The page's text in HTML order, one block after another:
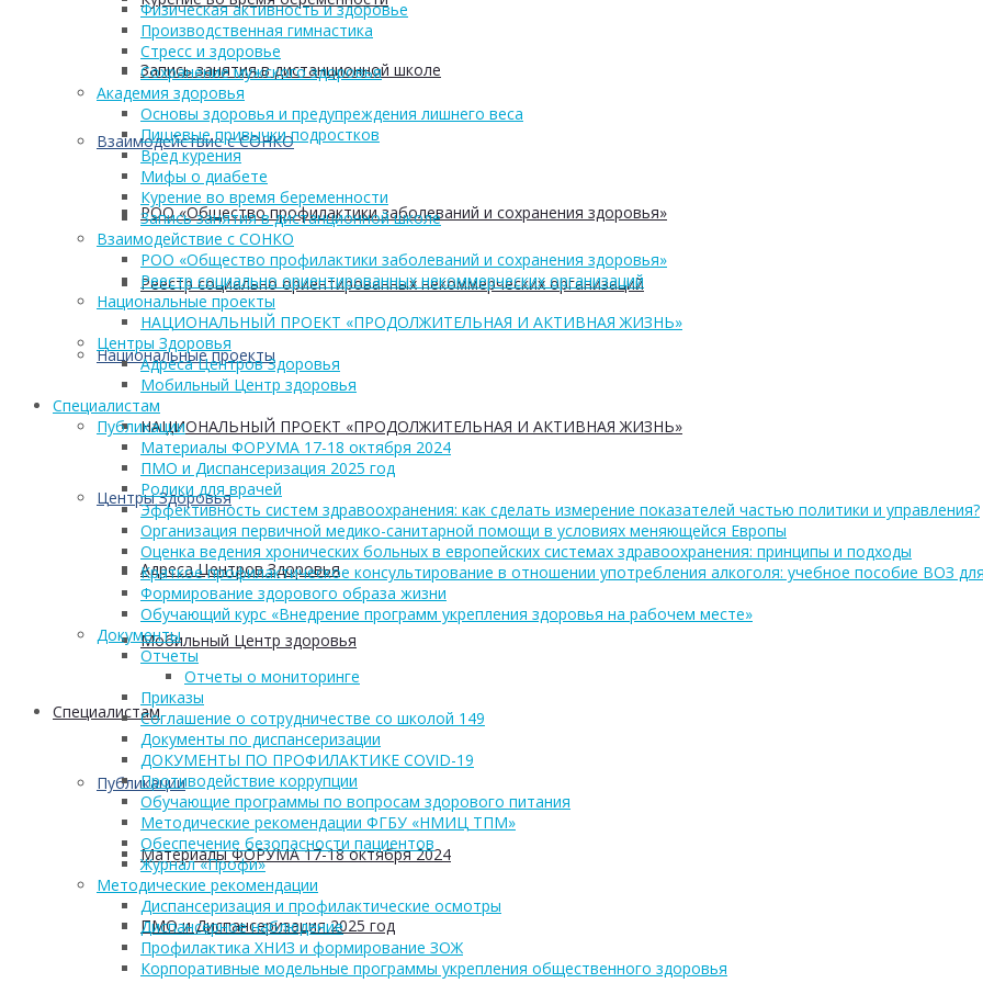
Запись занятия в дистанционной школе
Взаимодействие с СОНКО
РОО «Общество профилактики заболеваний и сохранения здоровья»
Реестр социально ориентированных некоммерческих организаций
Национальные проекты
НАЦИОНАЛЬНЫЙ ПРОЕКТ «ПРОДОЛЖИТЕЛЬНАЯ И АКТИВНАЯ ЖИЗНЬ»
Центры Здоровья
Адреса Центров Здоровья
Мобильный Центр здоровья
Cпециалистам
Публикации
Материалы ФОРУМА 17-18 октября 2024
ПМО и Диспансеризация 2025 год
Физическая активность и здоровье
Производственная гимнастика
Стресс и здоровье
Сохранение мужского здоровья
Академия здоровья
Основы здоровья и предупреждения лишнего веса
Пищевые привычки подростков
Вред курения
Мифы о диабете
Курение во время беременности
Запись занятия в дистанционной школе
Взаимодействие с СОНКО
РОО «Общество профилактики заболеваний и сохранения здоровья»
Реестр социально ориентированных некоммерческих организаций
Национальные проекты
НАЦИОНАЛЬНЫЙ ПРОЕКТ «ПРОДОЛЖИТЕЛЬНАЯ И АКТИВНАЯ ЖИЗНЬ»
Центры Здоровья
Адреса Центров Здоровья
Мобильный Центр здоровья
Cпециалистам
Публикации
Материалы ФОРУМА 17-18 октября 2024
ПМО и Диспансеризация 2025 год
Ролики для врачей
Эффективность систем здравоохранения: как сделать измерение показателей частью политики и управления?
Организация первичной медико-санитарной помощи в условиях меняющейся Европы
Оценка ведения хронических больных в европейских системах здравоохранения: принципы и подходы
Краткое профилактическое консультирование в отношении употребления алкоголя: учебное пособие ВОЗ
Формирование здорового образа жизни
Обучающий курс «Внедрение программ укрепления здоровья на рабочем месте»
Документы
Отчеты
Отчеты о мониторинге
Приказы
Соглашение о сотрудничестве со школой 149
Документы по диспансеризации
ДОКУМЕНТЫ ПО ПРОФИЛАКТИКЕ COVID-19
Противодействие коррупции
Обучающие программы по вопросам здорового питания
Методические рекомендации ФГБУ «НМИЦ ТПМ»
Обеспечение безопасности пациентов
Журнал «Профи»
Методические рекомендации
Диспансеризация и профилактические осмотры
Диспансерное наблюдение
Профилактика ХНИЗ и формирование ЗОЖ
Корпоративные модельные программы укрепления общественного здоровья